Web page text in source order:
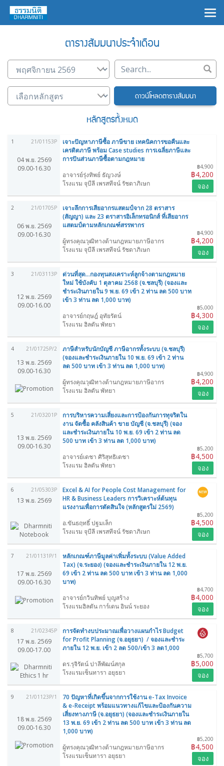
ตารางสัมมนาประจำเดือน
ดาวน์โหลดตารางสัมมนา
หลักสูตรทั้งหมด
1 21/01153P
04 พ.ย. 2569
09.00-16.30
เจาะปัญหาภาษีซื้อ ภาษีขาย เทคนิคการขอคืนและ
เครดิตภาษี พร้อม Case studies การเฉลี่ยภาษีและ
การปันส่วนภาษีซื้อตามกฎหมาย
฿4,900
฿4,200
อาจารย์รุ่งทิพย์ ธัญวงษ์
โรงแรม จุบีลี เพรสทีจน์ รัชดาภิเษก
จอง
2 21/01705P
06 พ.ย. 2569
09.00-16.30
เจาะลึกการเสียอากรแสตมป์จาก 28 ตราสาร
(สัญญา) และ 23 ตราสารอิเล็กทรอนิกส์ ที่เสียอากร
แสตมป์ตามหลักเกณฑ์สรรพากร
฿4,900
฿4,200
ผู้ทรงคุณวุฒิทางด้านกฎหมายภาษีอากร
โรงแรม จุบีลี เพรสทีจน์ รัชดาภิเษก
จอง
3 21/03113P
12 พ.ย. 2569
09.00-16.00
ด่วนที่สุด...กองทุนสงเคราะห์ลูกจ้างตามกฎหมาย
ใหม่ ใช้บังคับ 1 ตุลาคม 2568 (จ.ชลบุรี) (จองและ
ชำระเงินภายใน 9 พ.ย. 69 เข้า 2 ท่าน ลด 500 บาท
เข้า 3 ท่าน ลด 1,000 บาท)
฿5,000
฿4,300
อาจารย์กฤษฎ์ อุทัยรัตน์
โรงแรม ฮิลตัน พัทยา
จอง
4 21/01725P/2
13 พ.ย. 2569
09.00-16.30
ภาษีสำหรับนักบัญชี ภาษีอากรทั้งระบบ (จ.ชลบุรี)
(จองและชำระเงินภายใน 10 พ.ย. 69 เข้า 2 ท่าน
ลด 500 บาท เข้า 3 ท่าน ลด 1,000 บาท)
฿4,900
฿4,200
ผู้ทรงคุณวุฒิทางด้านกฎหมายภาษีอากร
โรงแรม ฮิลตัน พัทยา
จอง
5 21/03201P
13 พ.ย. 2569
09.00-16.30
การบริหารความเสี่ยงและการป้องกันการทุจริตใน
งาน จัดซื้อ คลังสินค้า ขาย บัญชี (จ.ชลบุรี) (จอง
และชำระเงินภายใน 10 พ.ย. 69 เข้า 2 ท่าน ลด
500 บาท เข้า 3 ท่าน ลด 1,000 บาท)
฿5,200
฿4,500
อาจารย์เดชา ศิริสุทธิเดชา
โรงแรม ฮิลตัน พัทยา
จอง
6 21/05303P
13 พ.ย. 2569
Excel & AI for People Cost Management for
HR & Business Leaders การวิเคราะห์ต้นทุน
แรงงานเพื่อการตัดสินใจ (หลักสูตรใม่ 2569)
฿5,200
฿4,500
อ.ขันธฤทธิ์ ปฐมเล็ก
โรงแรม จุบีลี เพรสทีจน์ รัชดาภิเษก
จอง
7 21/01131P/1
17 พ.ย. 2569
09.00-16.30
หลักเกณฑ์ภาษีมูลค่าเพิ่มทั้งระบบ (Value Added
Tax) (จ.ระยอง) (จองและชำระเงินภายใน 12 พ.ย.
69 เข้า 2 ท่าน ลด 500 บาท เข้า 3 ท่าน ลด 1,000
บาท)
฿4,700
฿4,000
อาจารย์กวินทิพย์ บุญสร้าง
โรงแรมฮิลตัน การ์เดน อินน์ ระยอง
จอง
8 21/02345P
17 พ.ย. 2569
09.00-17.00
การจัดทำงบประมาณเพื่อวางแผนกำไร Budget
for Profit Planning (จ.อยุธยา) / จองและชำระ
ภายใน 12 พ.ย. เข้า 2 ลด 500/เข้า 3 ลด1,000
฿5,700
฿5,000
ดร.รุจิรัตน์ ปาลีพัฒน์สกุล
โรงแรมเซ็นทารา อยุธยา
จอง
9 21/01123P/1
18 พ.ย. 2569
09.00-16.30
70 ปัญหาที่เกิดขึ้นจากการใช้งาน e-Tax Invoice
& e-Receipt พร้อมแนวทางแก้ไขและป้องกันความ
เสี่ยงทางภาษี (จ.อยุธยา) (จองและชำระเงินภายใน
13 พ.ย. 69 เข้า 2 ท่าน ลด 500 บาท เข้า 3 ท่าน ลด
1,000 บาท)
฿5,200
฿4,500
ผู้ทรงคุณวุฒิทางด้านกฎหมายภาษีอากร
โรงแรมเซ็นทารา อยุธยา
จอง
×